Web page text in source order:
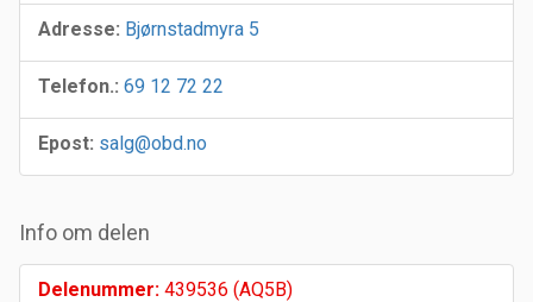
Adresse: Bjørnstadmyra 5
Telefon.: 69 12 72 22
Epost: salg@obd.no
Info om delen
Delenummer: 439536 (AQ5B)